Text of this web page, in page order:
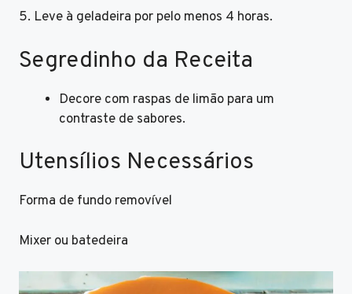
5. Leve à geladeira por pelo menos 4 horas.
Segredinho da Receita
Decore com raspas de limão para um
contraste de sabores.
Utensílios Necessários
Forma de fundo removível
Mixer ou batedeira